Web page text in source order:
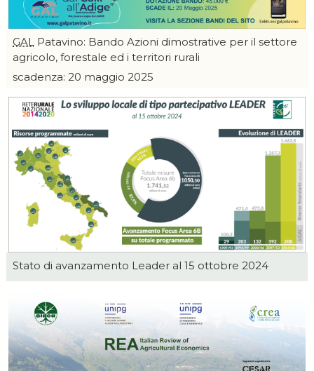
GAL Patavino: Bando Azioni dimostrative per il settore
agricolo, forestale ed i territori rurali
scadenza: 20 maggio 2025
Stato di avanzamento Leader al 15 ottobre 2024